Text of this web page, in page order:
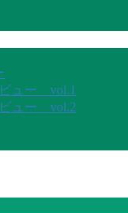
ュー vol.1
ュー vol.2